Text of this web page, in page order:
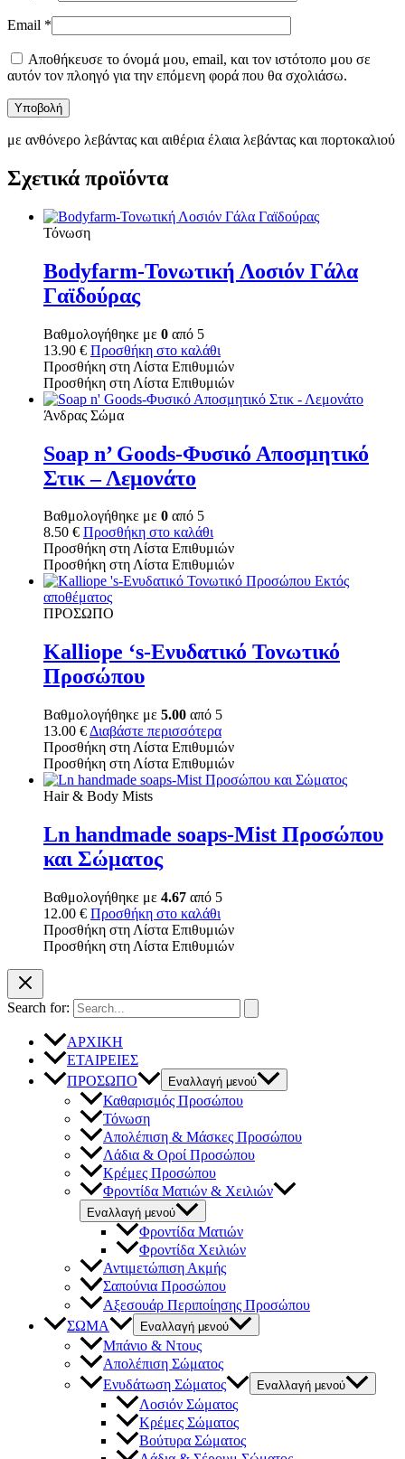
Email *
Αποθήκευσε το όνομά μου, email, και τον ιστότοπο μου σε
αυτόν τον πλοηγό για την επόμενη φορά που θα σχολιάσω.
με ανθόνερο λεβάντας και αιθέρια έλαια λεβάντας και πορτοκαλιού
Σχετικά προϊόντα
Τόνωση
Bodyfarm-Τονωτική Λοσιόν Γάλα
Γαϊδούρας
Βαθμολογήθηκε με 0 από 5
13.90 € Προσθήκη στο καλάθι
Προσθήκη στη Λίστα Επιθυμιών
Προσθήκη στη Λίστα Επιθυμιών
Άνδρας Σώμα
Soap n’ Goods-Φυσικό Αποσμητικό
Στικ – Λεμονάτο
Βαθμολογήθηκε με 0 από 5
8.50 € Προσθήκη στο καλάθι
Προσθήκη στη Λίστα Επιθυμιών
Προσθήκη στη Λίστα Επιθυμιών
Εκτός
αποθέματος
ΠΡΟΣΩΠΟ
Kalliope ‘s-Ενυδατικό Τονωτικό
Προσώπου
Βαθμολογήθηκε με 5.00 από 5
13.00 € Διαβάστε περισσότερα
Προσθήκη στη Λίστα Επιθυμιών
Προσθήκη στη Λίστα Επιθυμιών
Hair & Body Mists
Ln handmade soaps-Mist Προσώπου
και Σώματος
Βαθμολογήθηκε με 4.67 από 5
12.00 € Προσθήκη στο καλάθι
Προσθήκη στη Λίστα Επιθυμιών
Προσθήκη στη Λίστα Επιθυμιών
Search for:
ΑΡΧΙΚΗ
ΕΤΑΙΡΕΙΕΣ
ΠΡΟΣΩΠΟ
Εναλλαγή μενού
Καθαρισμός Προσώπου
Τόνωση
Απολέπιση & Μάσκες Προσώπου
Λάδια & Οροί Προσώπου
Κρέμες Προσώπου
Φροντίδα Ματιών & Χειλιών
Εναλλαγή μενού
Φροντίδα Ματιών
Φροντίδα Χειλιών
Αντιμετώπιση Ακμής
Σαπούνια Προσώπου
Αξεσουάρ Περιποίησης Προσώπου
ΣΩΜΑ
Εναλλαγή μενού
Μπάνιο & Ντους
Απολέπιση Σώματος
Ενυδάτωση Σώματος
Εναλλαγή μενού
Λοσιόν Σώματος
Κρέμες Σώματος
Βούτυρα Σώματος